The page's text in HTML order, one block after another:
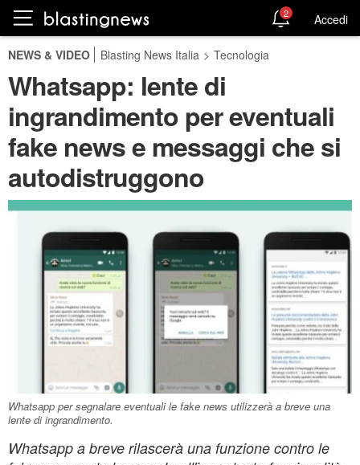
2 Accedi
NEWS & VIDEO Blasting News Italia > Tecnologia
Whatsapp: lente di
ingrandimento per eventuali
fake news e messaggi che si
autodistruggono
Whatsapp per segnalare eventuali le fake news utilizzerà a breve una
lente di ingrandimento.
Whatsapp a breve rilascerà una funzione contro le